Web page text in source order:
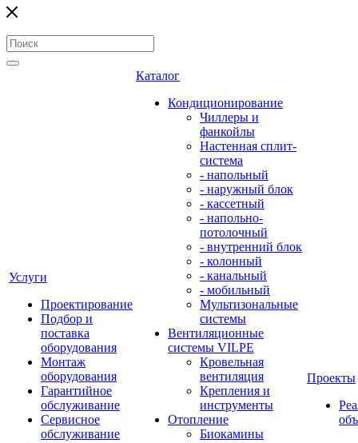
Услуги
Проектирование
Подбор и
поставка
оборудования
Монтаж
оборудования
Гарантийное
обслуживание
Сервисное
обслуживание
Каталог
Кондиционирование
Чиллеры и
фанкойлы
Настенная сплит-
система
- напольный
- наружный блок
- кассетный
- напольно-
потолочный
- внутренний блок
- колонный
- канальный
- мобильный
Мультизональные
системы
Вентиляционные
системы VILPE
Кровельная
вентиляция
Крепления и
инструменты
Отопление
Биокамины
Проекты